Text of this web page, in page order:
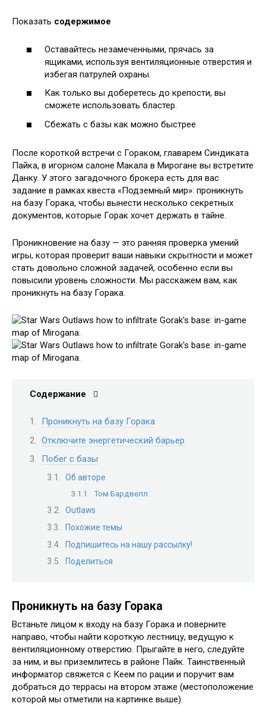
Показать содержимое
Оставайтесь незамеченными, прячась за
ящиками, используя вентиляционные отверстия и
избегая патрулей охраны.
Как только вы доберетесь до крепости, вы
сможете использовать бластер.
Сбежать с базы как можно быстрее
После короткой встречи с Гораком, главарем Синдиката
Пайка, в игорном салоне Макала в Мирогане вы встретите
Данку. У этого загадочного брокера есть для вас
задание в рамках квеста «Подземный мир»: проникнуть
на базу Горака, чтобы вынести несколько секретных
документов, которые Горак хочет держать в тайне.
Проникновение на базу — это ранняя проверка умений
игры, которая проверит ваши навыки скрытности и может
стать довольно сложной задачей, особенно если вы
повысили уровень сложности. Мы расскажем вам, как
проникнуть на базу Горака.
Содержание
Проникнуть на базу Горака
Отключите энергетический барьер
Побег с базы
Об авторе
Том Бардвелл
Outlaws
Похожие темы
Подпишитесь на нашу рассылку!
Поделиться
Проникнуть на базу Горака
Встаньте лицом к входу на базу Горака и поверните
направо, чтобы найти короткую лестницу, ведущую к
вентиляционному отверстию. Прыгайте в него, следуйте
за ним, и вы приземлитесь в районе Пайк. Таинственный
информатор свяжется с Кеем по рации и поручит вам
добраться до террасы на втором этаже (местоположение
которой мы отметили на картинке выше).